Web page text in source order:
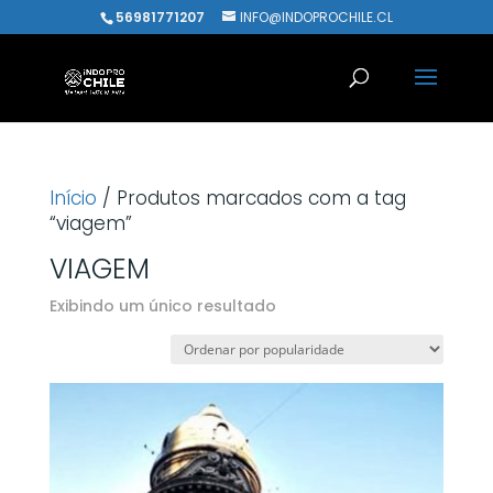
56981771207 INFO@INDOPROCHILE.CL
Início / Produtos marcados com a tag
“viagem”
VIAGEM
Exibindo um único resultado